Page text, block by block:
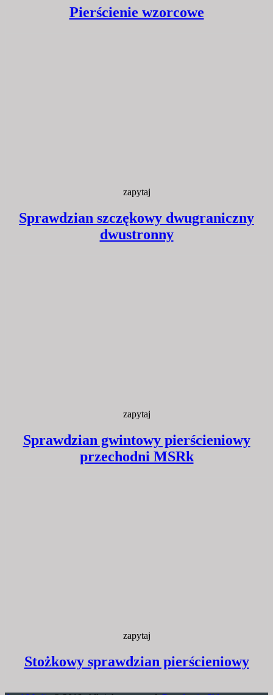
Pierścienie wzorcowe
zapytaj
Sprawdzian szczękowy dwugraniczny
dwustronny
zapytaj
Sprawdzian gwintowy pierścieniowy
przechodni MSRk
zapytaj
Stożkowy sprawdzian pierścieniowy